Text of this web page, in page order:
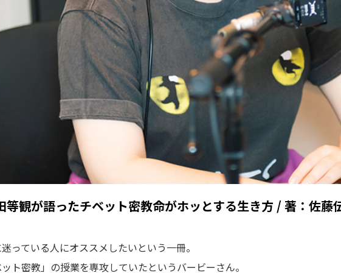
等観が語ったチベット密教命がホッとする生き方 / 著：佐藤
っている人にオススメしたいという一冊。
ト密教」の授業を専攻していたというバービーさん。